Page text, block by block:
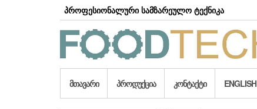
პროფესიონალური სამზარეულო ტექნიკა
ᲛᲗᲐᲕᲐᲠᲘ ᲞᲠᲝᲓᲣᲥᲪᲘᲐ ᲙᲝᲜᲢᲐᲥᲢᲘ ENGLISH